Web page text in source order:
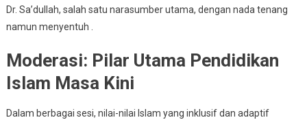
Dr. Sa’dullah, salah satu narasumber utama, dengan nada tenang
namun menyentuh .
Moderasi: Pilar Utama Pendidikan
Islam Masa Kini
Dalam berbagai sesi, nilai-nilai Islam yang inklusif dan adaptif